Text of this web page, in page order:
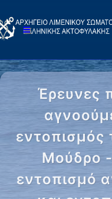
Έρευνες
εντοπισμός
Μούδρο
εντοπισμό